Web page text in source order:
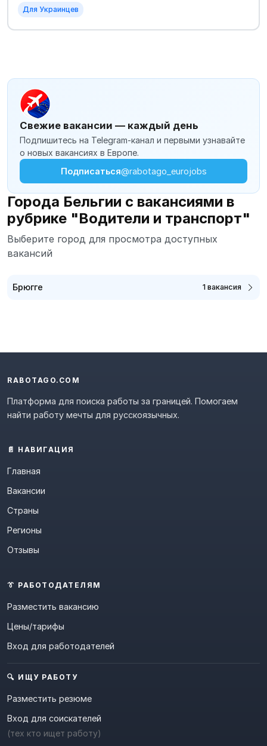
Для Украинцев
Свежие вакансии — каждый день
Подпишитесь на Telegram-канал и первыми узнавайте
о новых вакансиях в Европе.
Подписаться@rabotago_eurojobs
Города Бельгии с вакансиями в
рубрике "Водители и транспорт"
Выберите город для просмотра доступных
вакансий
Брюгге 1 вакансия
RABOTAGO.COM
Платформа для поиска работы за границей. Помогаем
найти работу мечты для русскоязычных.
📄 НАВИГАЦИЯ
Главная
Вакансии
Страны
Регионы
Отзывы
👔 РАБОТОДАТЕЛЯМ
Разместить вакансию
Цены/тарифы
Вход для работодателей
🔍 ИЩУ РАБОТУ
Разместить резюме
Вход для соискателей
(тех кто ищет работу)